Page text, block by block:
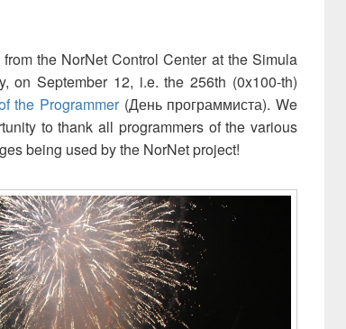
the NorNet Control Center at the Simula
on September 12, i.e. the 256th (0x100-th)
the Programmer(День программиста). We
to thank all programmers of the various
being used by the NorNet project!